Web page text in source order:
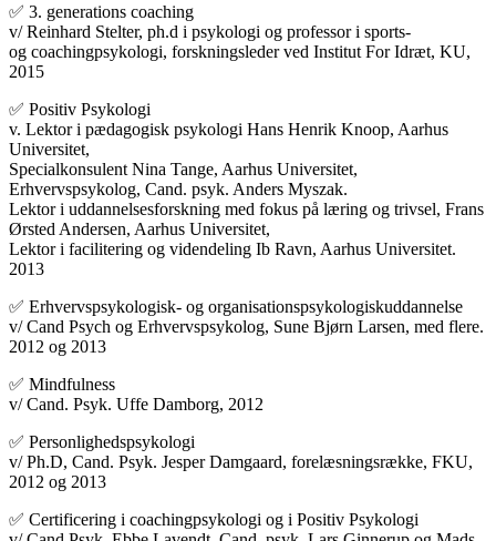
✅ 3. generations coaching
v/ Reinhard Stelter, ph.d i psykologi og professor i sports-
og coachingpsykologi, forskningsleder ved Institut For Idræt, KU,
2015
✅ Positiv Psykologi
v. Lektor i pædagogisk psykologi Hans Henrik Knoop, Aarhus
Universitet,
Specialkonsulent Nina Tange, Aarhus Universitet,
Erhvervspsykolog, Cand. psyk. Anders Myszak.
Lektor i uddannelsesforskning med fokus på læring og trivsel, Frans
Ørsted Andersen, Aarhus Universitet,
Lektor i facilitering og videndeling Ib Ravn, Aarhus Universitet.
2013
✅ Erhvervspsykologisk- og organisationspsykologiskuddannelse
v/ Cand Psych og Erhvervspsykolog, Sune Bjørn Larsen, med flere.
2012 og 2013
✅ Mindfulness
v/ Cand. Psyk. Uffe Damborg, 2012
✅ Personlighedspsykologi
v/ Ph.D, Cand. Psyk. Jesper Damgaard, forelæsningsrække, FKU,
2012 og 2013
✅ Certificering i coachingpsykologi og i Positiv Psykologi